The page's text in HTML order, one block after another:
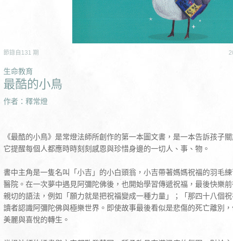
節錄自 131 期
生命教育
最酷的小鳥
作者：釋常燈
《最酷的小鳥》是常燈法師所創作的第一本圖文書，是一本告訴孩子
它提醒每個人都應時時刻刻感恩與珍惜身邊的一切人、事、物。
書中主角是一隻名叫「小吉」的小白頭翁，小吉帶著媽媽祝福的羽毛
醫院。在一次夢中遇見阿彌陀佛後，也開始學習傳遞祝福，最後快樂
親切的語法，例如「願力就是把祝福變成一種力量」；「那四十八個
讀者認識阿彌陀佛與極樂世界。即使故事最後看似是悲傷的死亡離別
美麗與喜悅的轉生。